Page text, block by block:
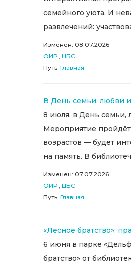
семейного уюта. И
развлечений:
Изменен: 08.07.2026
ОИР , ЦБС
Путь: Главная
В День семьи, любви
8 июля, в День семьи,
Мероприятие пройдёт
возрастов — будет
на память. В
Изменен: 07.07.2026
ОИР , ЦБС
Путь: Главная
«Лесное братство»:
6 июня в парке
братство» от